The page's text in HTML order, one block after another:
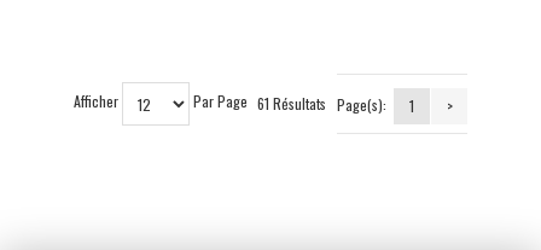
Afficher Par Page 61 Résultats Page(s): 1 >